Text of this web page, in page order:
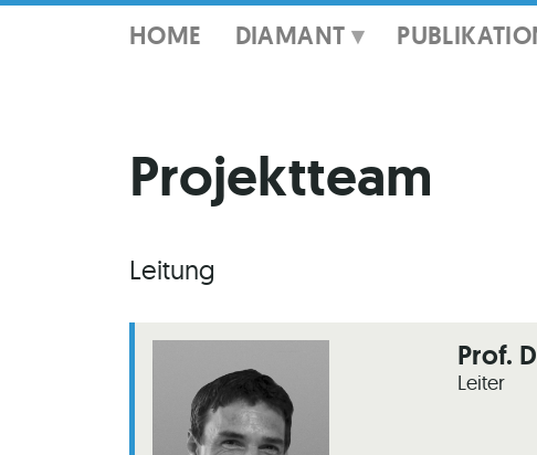
HOME DIAMANT
Projektteam
Leitung
Prof.
Leiter